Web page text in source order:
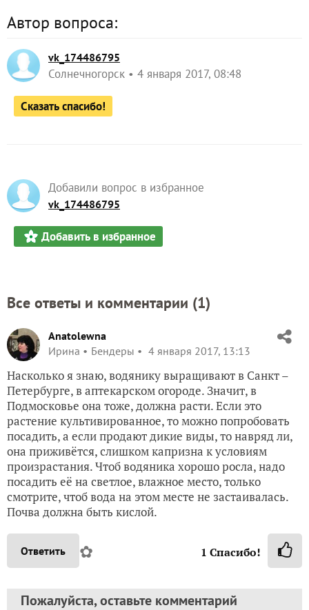
Автор вопроса:
vk_174486795
Солнечногорск 4 января 2017, 08:48
Сказать спасибо!
Добавили вопрос в избранное
vk_174486795
Добавить в избранное
Все ответы и комментарии (1)
Anatolewna
Ирина
Бендеры 4 января 2017, 13:13
Насколько я знаю, водянику выращивают в Санкт –
Петербурге, в аптекарском огороде. Значит, в
Подмосковье она тоже, должна расти. Если это
растение культивированное, то можно попробовать
посадить, а если продают дикие виды, то навряд ли,
она приживётся, слишком капризна к условиям
произрастания. Чтоб водяника хорошо росла, надо
посадить её на светлое, влажное место, только
смотрите, чтоб вода на этом месте не застаивалась.
Почва должна быть кислой.
Ответить ✿ 1 Спасибо!
Пожалуйста, оставьте комментарий